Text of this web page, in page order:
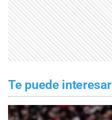
Te puede interesar